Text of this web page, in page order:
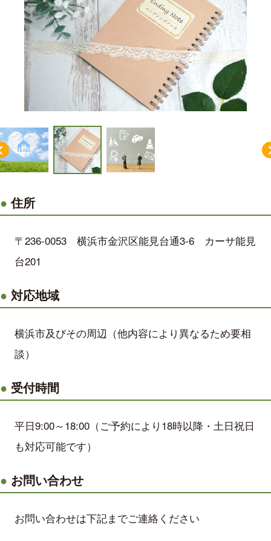
住所
〒236-0053 横浜市金沢区能見台通3-6 カーサ能見
台201
対応地域
横浜市及びその周辺（他内容により異なるため要相
談）
受付時間
平日9:00～18:00（ご予約により18時以降・土日祝日
も対応可能です）
お問い合わせ
お問い合わせは下記までご連絡ください